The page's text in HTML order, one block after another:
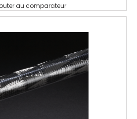
au comparateur